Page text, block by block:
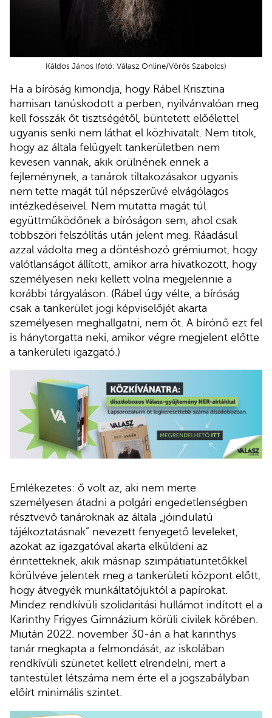
Káldos János (fotó: Válasz Online/Vörös Szabolcs)
Ha a bíróság kimondja, hogy Rábel Krisztina
hamisan tanúskodott a perben, nyilvánvalóan meg
kell fosszák őt tisztségétől, büntetett előélettel
ugyanis senki nem láthat el közhivatalt. Nem titok,
hogy az általa felügyelt tankerületben nem
kevesen vannak, akik örülnének ennek a
fejleménynek, a tanárok tiltakozásakor ugyanis
nem tette magát túl népszerűvé elvágólagos
intézkedéseivel. Nem mutatta magát túl
együttműködőnek a bíróságon sem, ahol csak
többszöri felszólítás után jelent meg. Ráadásul
azzal vádolta meg a döntéshozó grémiumot, hogy
valótlanságot állított, amikor arra hivatkozott, hogy
személyesen neki kellett volna megjelennie a
korábbi tárgyaláson. (Rábel úgy vélte, a bíróság
csak a tankerület jogi képviselőjét akarta
személyesen meghallgatni, nem őt. A bírónő ezt fel
is hánytorgatta neki, amikor végre megjelent előtte
a tankerületi igazgató.)
Emlékezetes: ő volt az, aki nem merte
személyesen átadni a polgári engedetlenségben
résztvevő tanároknak az általa „jóindulatú
tájékoztatásnak” nevezett fenyegető leveleket,
azokat az igazgatóval akarta elküldeni az
érintetteknek, akik másnap szimpátiatüntetőkkel
körülvéve jelentek meg a tankerületi központ előtt,
hogy átvegyék munkáltatójuktól a papírokat.
Mindez rendkívüli szolidaritási hullámot indított el a
Karinthy Frigyes Gimnázium körüli civilek körében.
Miután 2022. november 30-án a hat karinthys
tanár megkapta a felmondását, az iskolában
rendkívüli szünetet kellett elrendelni, mert a
tantestület létszáma nem érte el a jogszabályban
előírt minimális szintet.